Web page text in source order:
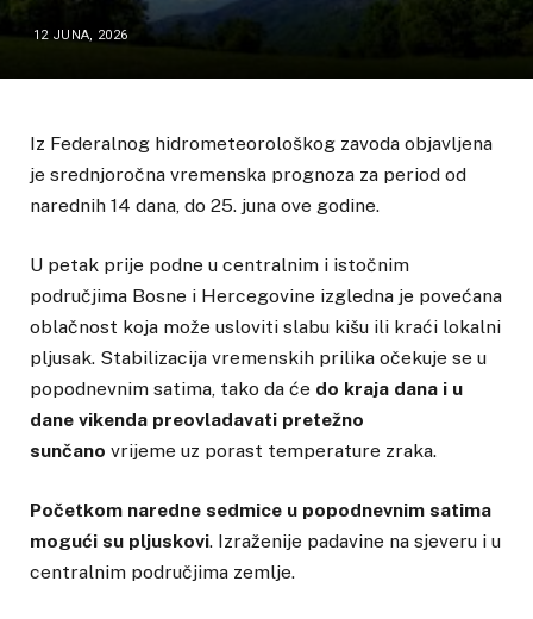
12 JUNA, 2026
Iz Federalnog hidrometeorološkog zavoda objavljena
je srednjoročna vremenska prognoza za period od
narednih 14 dana, do 25. juna ove godine.
U petak prije podne u centralnim i istočnim
područjima Bosne i Hercegovine izgledna je povećana
oblačnost koja može usloviti slabu kišu ili kraći lokalni
pljusak. Stabilizacija vremenskih prilika očekuje se u
popodnevnim satima, tako da će do kraja dana i u
dane vikenda preovladavati pretežno
sunčano vrijeme uz porast temperature zraka.
Početkom naredne sedmice u popodnevnim satima
mogući su pljuskovi. Izraženije padavine na sjeveru i u
centralnim područjima zemlje.